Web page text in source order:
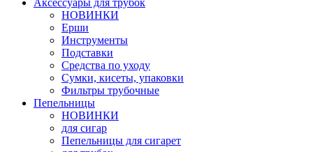
Аксессуары для трубок
НОВИНКИ
Ерши
Инструменты
Подставки
Средства по уходу
Сумки, кисеты, упаковки
Фильтры трубочные
Пепельницы
НОВИНКИ
для сигар
Пепельницы для сигарет